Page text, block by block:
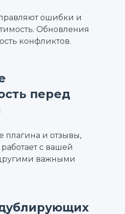
ошибки и
Обновления
конфликтов.
перед
плагина и отзывы,
с вашей
важными